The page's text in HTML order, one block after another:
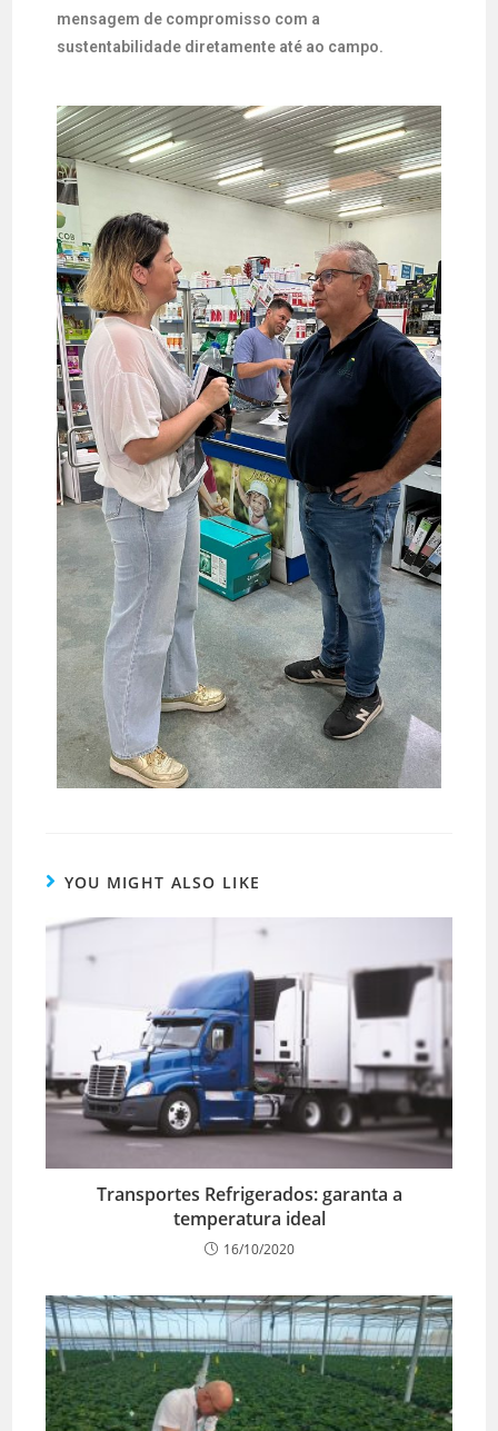
mensagem de compromisso com a
sustentabilidade diretamente até ao campo.
YOU MIGHT ALSO LIKE
Transportes Refrigerados: garanta a
temperatura ideal
16/10/2020